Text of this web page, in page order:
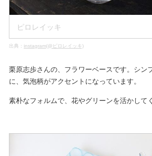
ピロレイッキ
出典： instagram(@ピロレイッキ)
栗原志歩さんの、フラワーベースです。シン
に、気泡柄がアクセントになっています。
素朴なフォルムで、花やグリーンを活かして